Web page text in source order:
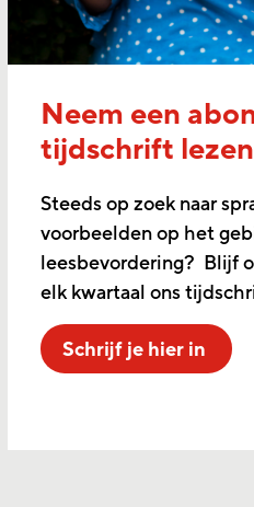
Neem een
tijdschrift lezen
Steeds op zoek naar
voorbeelden op het
leesbevordering? Blijf
elk kwartaal ons
Schrijf je hier in